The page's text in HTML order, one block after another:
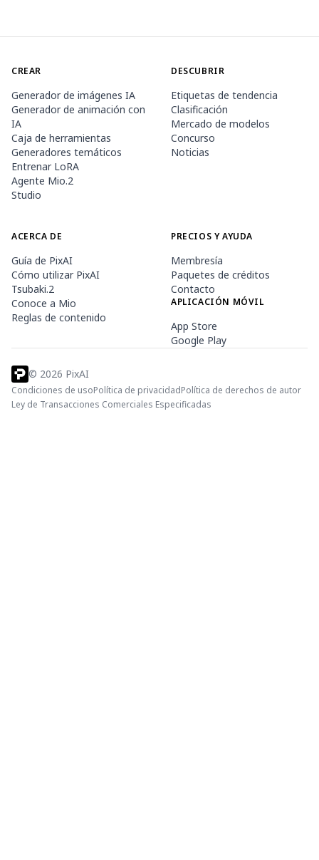
CREAR
Generador de imágenes IA
Generador de animación con
IA
Caja de herramientas
Generadores temáticos
Entrenar LoRA
Agente Mio.2
Studio
DESCUBRIR
Etiquetas de tendencia
Clasificación
Mercado de modelos
Concurso
Noticias
ACERCA DE
Guía de PixAI
Cómo utilizar PixAI
Tsubaki.2
Conoce a Mio
Reglas de contenido
PRECIOS Y AYUDA
Membresía
Paquetes de créditos
Contacto
APLICACIÓN MÓVIL
App Store
Google Play
© 2026 PixAI
Condiciones de usoPolítica de privacidadPolítica de derechos de autor
Ley de Transacciones Comerciales Especificadas